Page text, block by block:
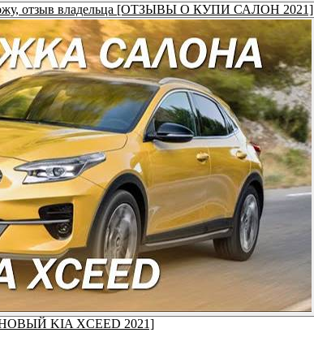
отзыв владельца [ОТЗЫВЫ О КУПИ САЛОН 2021]
[НОВЫЙ KIA XCEED 2021]